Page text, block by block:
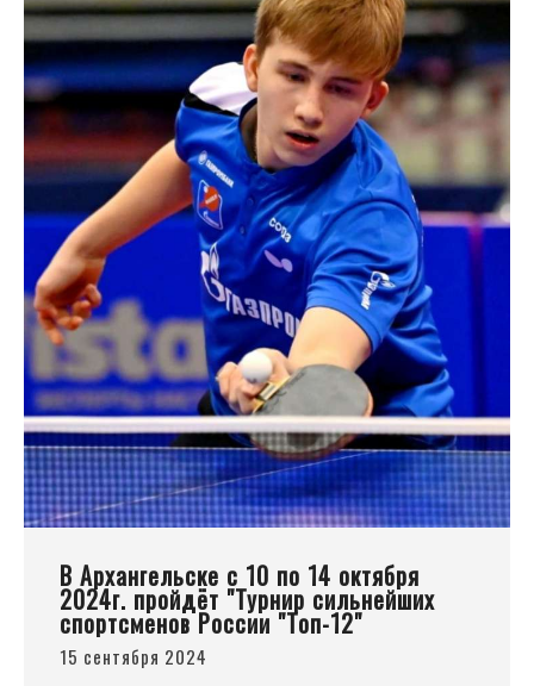
В Архангельске с 10 по 14 октября
2024г. пройдёт "Турнир сильнейших
спортсменов России "Топ-12"
15 сентября 2024